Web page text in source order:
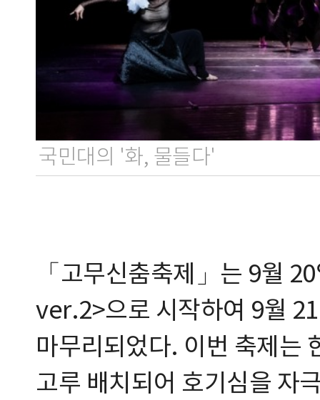
국민대의 '화, 물들다'
「고무신춤축제」는 9월
ver.2>으로 시작하여 9월
마무리되었다. 이번 축제는
고루 배치되어 호기심을 자